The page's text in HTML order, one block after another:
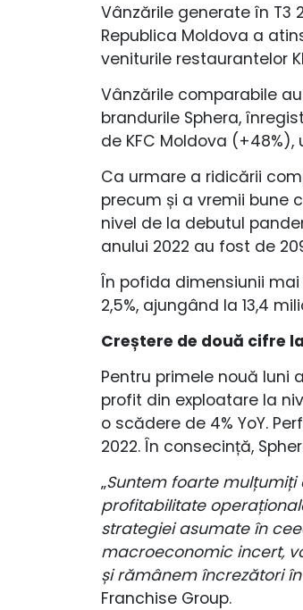
Vânzările generate în T3
Republica Moldova a
veniturile restaurantelor
Vânzările comparabile
brandurile Sphera,
de KFC Moldova (+48%),
Ca urmare a ridicării
precum și a vremii bune
nivel de la debutul
anului 2022 au fost de
În pofida dimensiunii
2,5%, ajungând la 13,4
Creștere de două cifre
Pentru primele nouă luni
profit din exploatare la
o scădere de 4% YoY.
2022. În consecință,
„Suntem foarte mulțumiți
profitabilitate
strategiei asumate în
macroeconomic incert,
și rămânem încrezători
Franchise Group.